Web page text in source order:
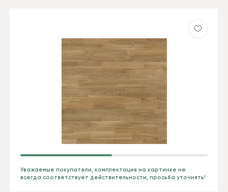
Уважаемые покупатели, комплектация на картинке не
всегда соответствует действительности, просьба уточнять!